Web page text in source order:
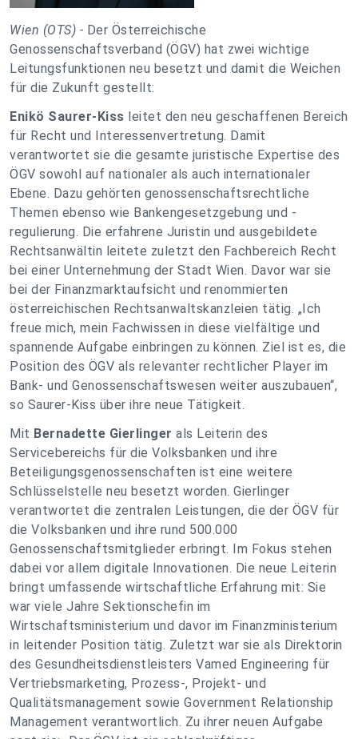
Wien (OTS) - Der Österreichische
Genossenschaftsverband (ÖGV) hat zwei wichtige
Leitungsfunktionen neu besetzt und damit die Weichen
für die Zukunft gestellt:
Enikö Saurer-Kiss leitet den neu geschaffenen Bereich
für Recht und Interessenvertretung. Damit
verantwortet sie die gesamte juristische Expertise des
ÖGV sowohl auf nationaler als auch internationaler
Ebene. Dazu gehörten genossenschaftsrechtliche
Themen ebenso wie Bankengesetzgebung und -
regulierung. Die erfahrene Juristin und ausgebildete
Rechtsanwältin leitete zuletzt den Fachbereich Recht
bei einer Unternehmung der Stadt Wien. Davor war sie
bei der Finanzmarktaufsicht und renommierten
österreichischen Rechtsanwaltskanzleien tätig. „Ich
freue mich, mein Fachwissen in diese vielfältige und
spannende Aufgabe einbringen zu können. Ziel ist es, die
Position des ÖGV als relevanter rechtlicher Player im
Bank- und Genossenschaftswesen weiter auszubauen“,
so Saurer-Kiss über ihre neue Tätigkeit.
Mit Bernadette Gierlinger als Leiterin des
Servicebereichs für die Volksbanken und ihre
Beteiligungsgenossenschaften ist eine weitere
Schlüsselstelle neu besetzt worden. Gierlinger
verantwortet die zentralen Leistungen, die der ÖGV für
die Volksbanken und ihre rund 500.000
Genossenschaftsmitglieder erbringt. Im Fokus stehen
dabei vor allem digitale Innovationen. Die neue Leiterin
bringt umfassende wirtschaftliche Erfahrung mit: Sie
war viele Jahre Sektionschefin im
Wirtschaftsministerium und davor im Finanzministerium
in leitender Position tätig. Zuletzt war sie als Direktorin
des Gesundheitsdienstleisters Vamed Engineering für
Vertriebsmarketing, Prozess-, Projekt- und
Qualitätsmanagement sowie Government Relationship
Management verantwortlich. Zu ihrer neuen Aufgabe